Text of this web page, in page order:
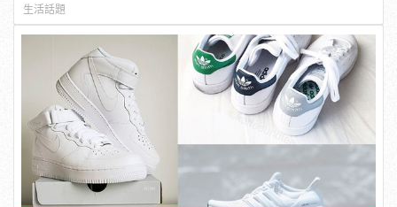
生活話題